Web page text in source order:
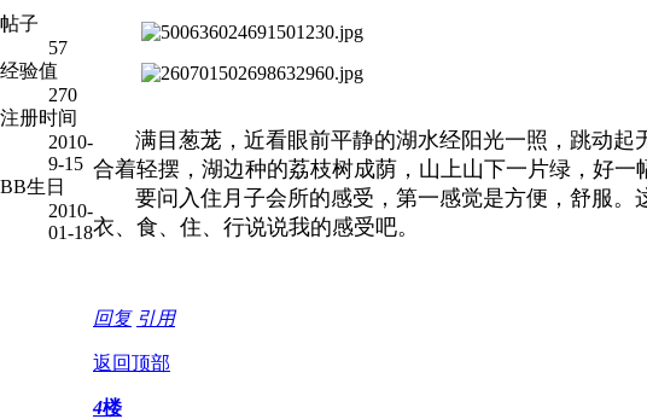
帖子
57
经验值
270
注册时间
2010-
9-15
BB生日
2010-
01-18
满目葱茏， 近看眼前平静的湖水经阳光一照，跳动
合着轻摆，湖边种的荔枝树成荫，山上山下一片绿， 好一
要问入住月子会所的感受，第一感觉是方便，舒服。
衣、食、住、行说说我的感受吧。
回复 引用
返回顶部
4楼